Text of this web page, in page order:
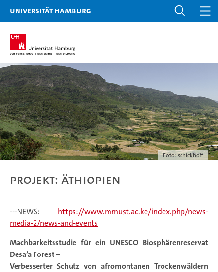
Universität Hamburg
Foto: schickhoff
Projekt: ÄTHIOPIEN
---NEWS: https://www.mmust.ac.ke/index.php/news-
media-2/news-and-events
Machbarkeitsstudie für ein UNESCO Biosphärenreservat
Desa’a Forest –
Verbesserter Schutz von afromontanen Trockenwäldern